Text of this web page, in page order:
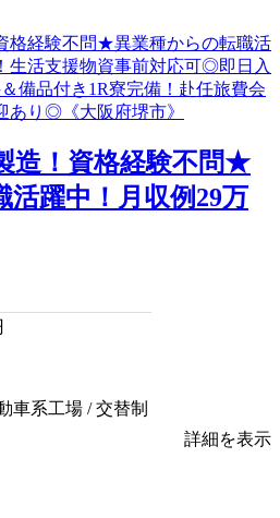
造！資格経験不問★
活躍中！月収例29万
車系工場 / 交替制
詳細を表示